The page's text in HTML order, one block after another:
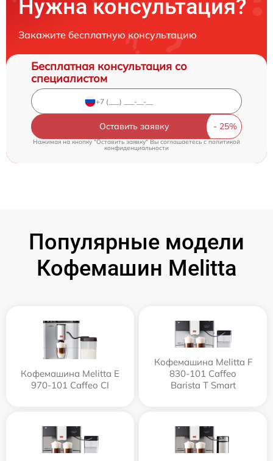
Нужна консультация?
Закажите бесплатную консультацию
Бесплатная консультация со
специалистом
Оставить заявку
Нажимая на кнопку "Оставить заявку" Вы соглашаетесь cполитикой
конфиденциальности
Популярные модели
Кофемашин Melitta
Кофемашина Melitta Е
970-101 Caffeo CI
Кофемашина Melitta F
830-101 Caffeo
Barista T Smart